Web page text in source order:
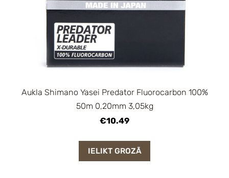
Aukla Shimano Yasei Predator Fluorocarbon 100%
50m 0,20mm 3,05kg
€10.49
IELIKT GROZĀ